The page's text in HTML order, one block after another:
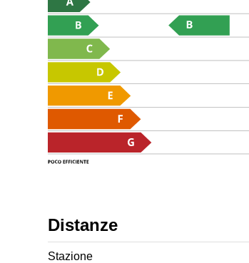
Distanze
Stazione